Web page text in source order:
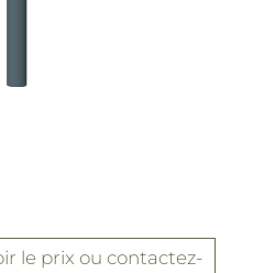
le prix ou contactez-